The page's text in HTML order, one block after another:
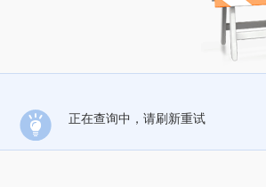
正在查询中，请刷新重试